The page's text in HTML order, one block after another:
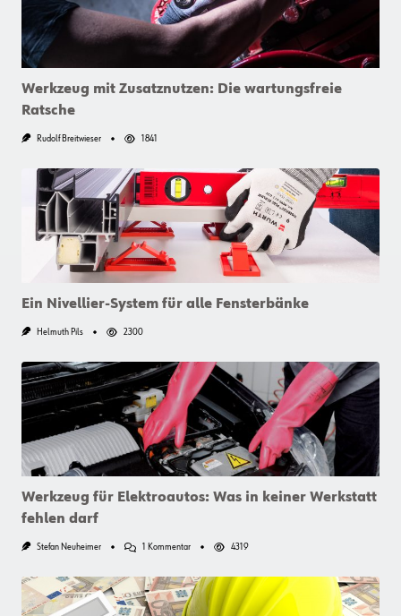
Werkzeug mit Zusatznutzen: Die wartungsfreie
Ratsche
Rudolf Breitwieser 1841
Ein Nivellier-System für alle Fensterbänke
Helmuth Pils 2300
Werkzeug für Elektroautos: Was in keiner Werkstatt
fehlen darf
Stefan Neuheimer 1 KommentarZu
Elektroautos:
Was
4319